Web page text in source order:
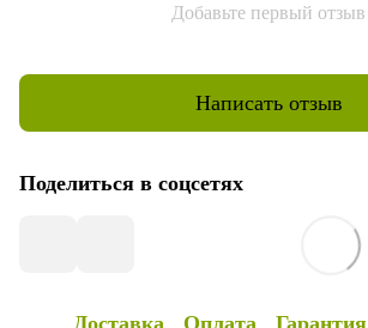
Добавьте первый отзыв
Написать отзыв
Поделиться в соцсетях
Доставка Оплата Гарантия